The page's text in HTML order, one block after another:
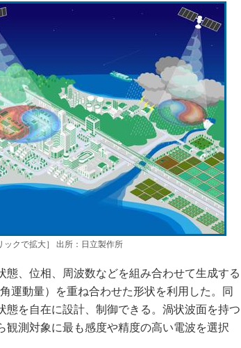
イノベーション
植物工場
知財マネジメント
海外生産
グローバル設計・開発
制御セキュリティ
新型コロナへの対応
クで拡大］ 出所：日立製作所
、位相、周波数などを組み合わせて生成する
運動量）を重ね合わせた形状を利用した。同
を自在に設計、制御できる。渦状波面を持つ
測対象に最も感度や精度の高い電波を選択